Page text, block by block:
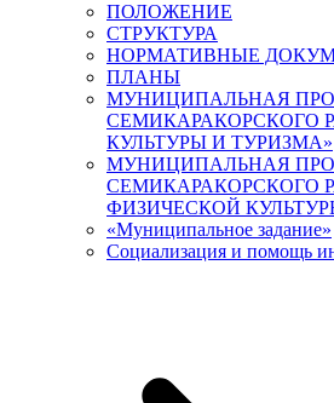
ПОЛОЖЕНИЕ
СТРУКТУРА
НОРМАТИВНЫЕ
ПЛАНЫ
МУНИЦИПАЛЬНАЯ
СЕМИКАРАКОРСКОГО
КУЛЬТУРЫ И ТУРИЗМА»
МУНИЦИПАЛЬНАЯ
СЕМИКАРАКОРСКОГО
ФИЗИЧЕСКОЙ
«Муниципальное задание»
Социализация и помощь